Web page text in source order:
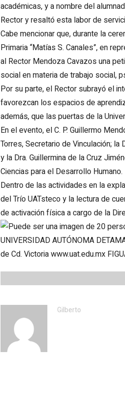
académicas, y a nombre del
Rector y resaltó esta labor de
Cabe mencionar que, durante la
Primaria “Matías S. Canales”, en
al Rector Mendoza Cavazos una
social en materia de trabajo social,
Por su parte, el Rector subrayó el
favorezcan los espacios de
además, que las puertas de la
En el evento, el C. P. Guillermo
Torres, Secretario de Vinculación; la
y la Dra. Guillermina de la Cruz
Ciencias para el Desarrollo Humano.
Dentro de las actividades en la
del Trío UATsteco y la lectura de
de activación física a cargo de la
Gilberto